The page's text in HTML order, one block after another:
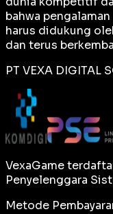
bahwa
harus didukung
dan terus
PT VEXA DIGITAL
VexaGame
Penyelenggara
Metode